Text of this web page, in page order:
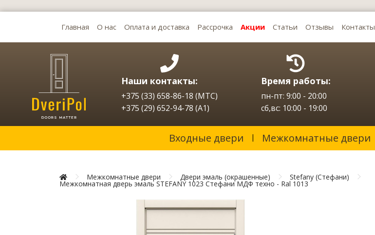
Главная О нас Оплата и доставка Рассрочка Акции Статьи Отзывы Контакты
Наши контакты:
+375 (33) 658-86-18 (МТС)
+375 (29) 652-94-78 (A1)
Время работы:
пн-пт: 9:00 - 20:00
сб,вс: 10:00 - 19:00
Входные двери Межкомнатные двери
Межкомнатные двери Двери эмаль (окрашенные) Stefany (Стефани)
Межкомнатная дверь эмаль STEFANY 1023 Стефани МДФ техно - Ral 1013